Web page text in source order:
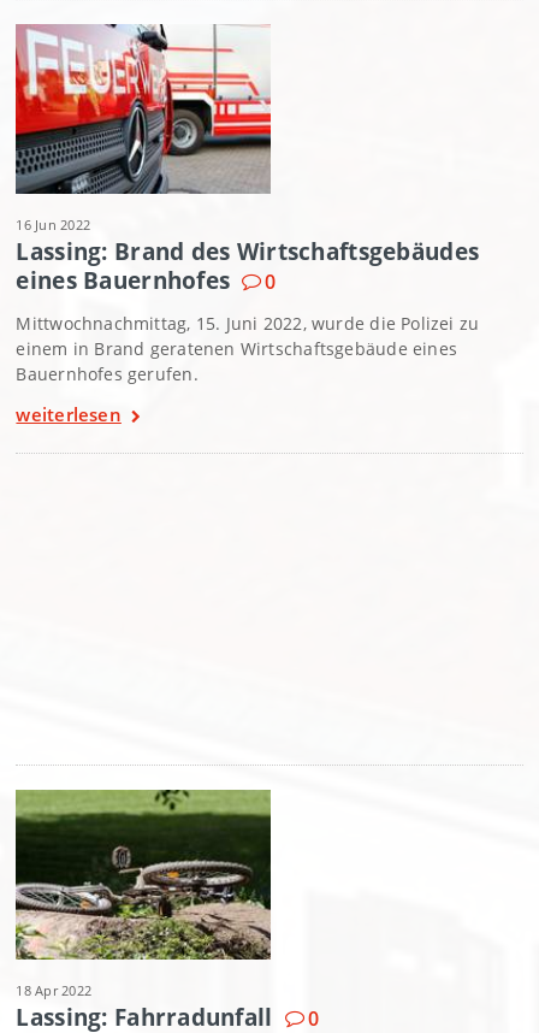
16 Jun 2022
Lassing: Brand des Wirtschaftsgebäudes
eines Bauernhofes
0
Mittwochnachmittag, 15. Juni 2022, wurde die Polizei zu
einem in Brand geratenen Wirtschaftsgebäude eines
Bauernhofes gerufen.
weiterlesen
18 Apr 2022
Lassing: Fahrradunfall 0